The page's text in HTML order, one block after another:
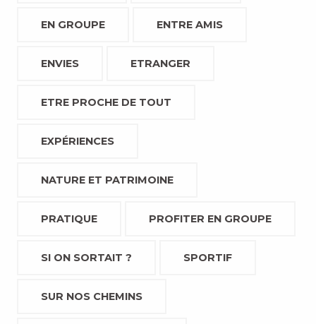
EN GROUPE ENTRE AMIS
ENVIES ETRANGER
ETRE PROCHE DE TOUT
EXPÉRIENCES
NATURE ET PATRIMOINE
PRATIQUE PROFITER EN GROUPE
SI ON SORTAIT ? SPORTIF
SUR NOS CHEMINS